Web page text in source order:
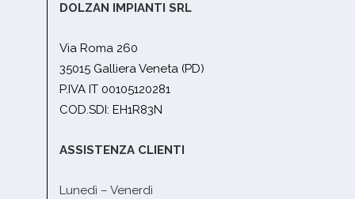
DOLZAN IMPIANTI SRL
Via Roma 260
35015 Galliera Veneta (PD)
P.IVA IT 00105120281
COD.SDI: EH1R83N
ASSISTENZA CLIENTI
Lunedì – Venerdì